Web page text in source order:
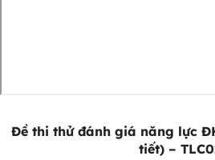
Đề thi thử đánh giá năng lực
tiết) –